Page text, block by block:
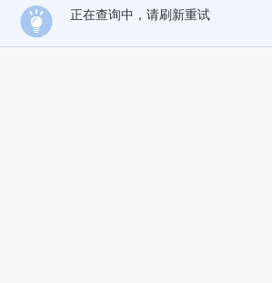
正在查询中，请刷新重试